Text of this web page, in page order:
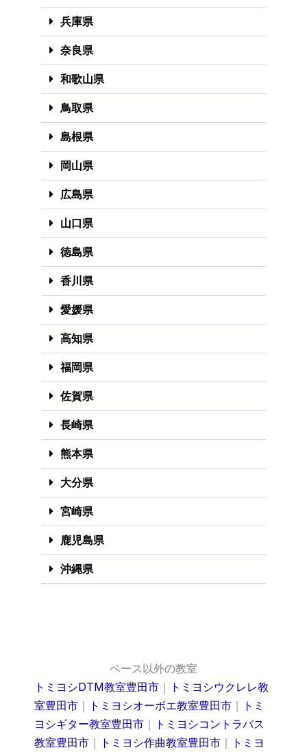
兵庫県
奈良県
和歌山県
鳥取県
島根県
岡山県
広島県
山口県
徳島県
香川県
愛媛県
高知県
福岡県
佐賀県
長崎県
熊本県
大分県
宮崎県
鹿児島県
沖縄県
ベース以外の教室
トミヨシDTM教室豊田市 ｜ トミヨシウクレレ教
室豊田市 ｜ トミヨシオーボエ教室豊田市 ｜ トミ
ヨシギター教室豊田市 ｜ トミヨシコントラバス
教室豊田市 ｜ トミヨシ作曲教室豊田市 ｜ トミヨ